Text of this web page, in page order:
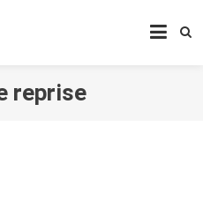
DÉVELOPPEMENT
reprise